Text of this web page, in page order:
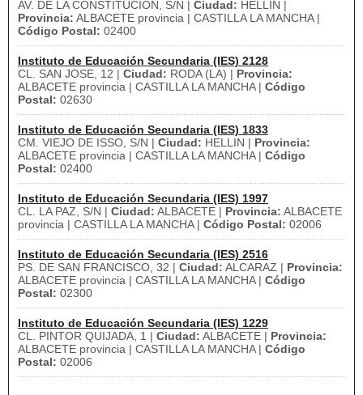
AV. DE LA CONSTITUCIÓN, S/N | Ciudad: HELLIN |
Provincia: ALBACETE provincia | CASTILLA LA MANCHA |
Código Postal: 02400
Instituto de Educación Secundaria (IES) 2128
CL. SAN JOSE, 12 | Ciudad: RODA (LA) | Provincia:
ALBACETE provincia | CASTILLA LA MANCHA | Código
Postal: 02630
Instituto de Educación Secundaria (IES) 1833
CM. VIEJO DE ISSO, S/N | Ciudad: HELLIN | Provincia:
ALBACETE provincia | CASTILLA LA MANCHA | Código
Postal: 02400
Instituto de Educación Secundaria (IES) 1997
CL. LA PAZ, S/N | Ciudad: ALBACETE | Provincia: ALBACETE
provincia | CASTILLA LA MANCHA | Código Postal: 02006
Instituto de Educación Secundaria (IES) 2516
PS. DE SAN FRANCISCO, 32 | Ciudad: ALCARAZ | Provincia:
ALBACETE provincia | CASTILLA LA MANCHA | Código
Postal: 02300
Instituto de Educación Secundaria (IES) 1229
CL. PINTOR QUIJADA, 1 | Ciudad: ALBACETE | Provincia:
ALBACETE provincia | CASTILLA LA MANCHA | Código
Postal: 02006